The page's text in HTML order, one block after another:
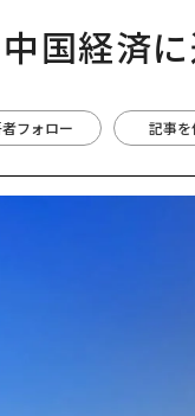
国経済
フォロー 記事を